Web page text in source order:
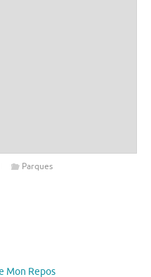
Parques